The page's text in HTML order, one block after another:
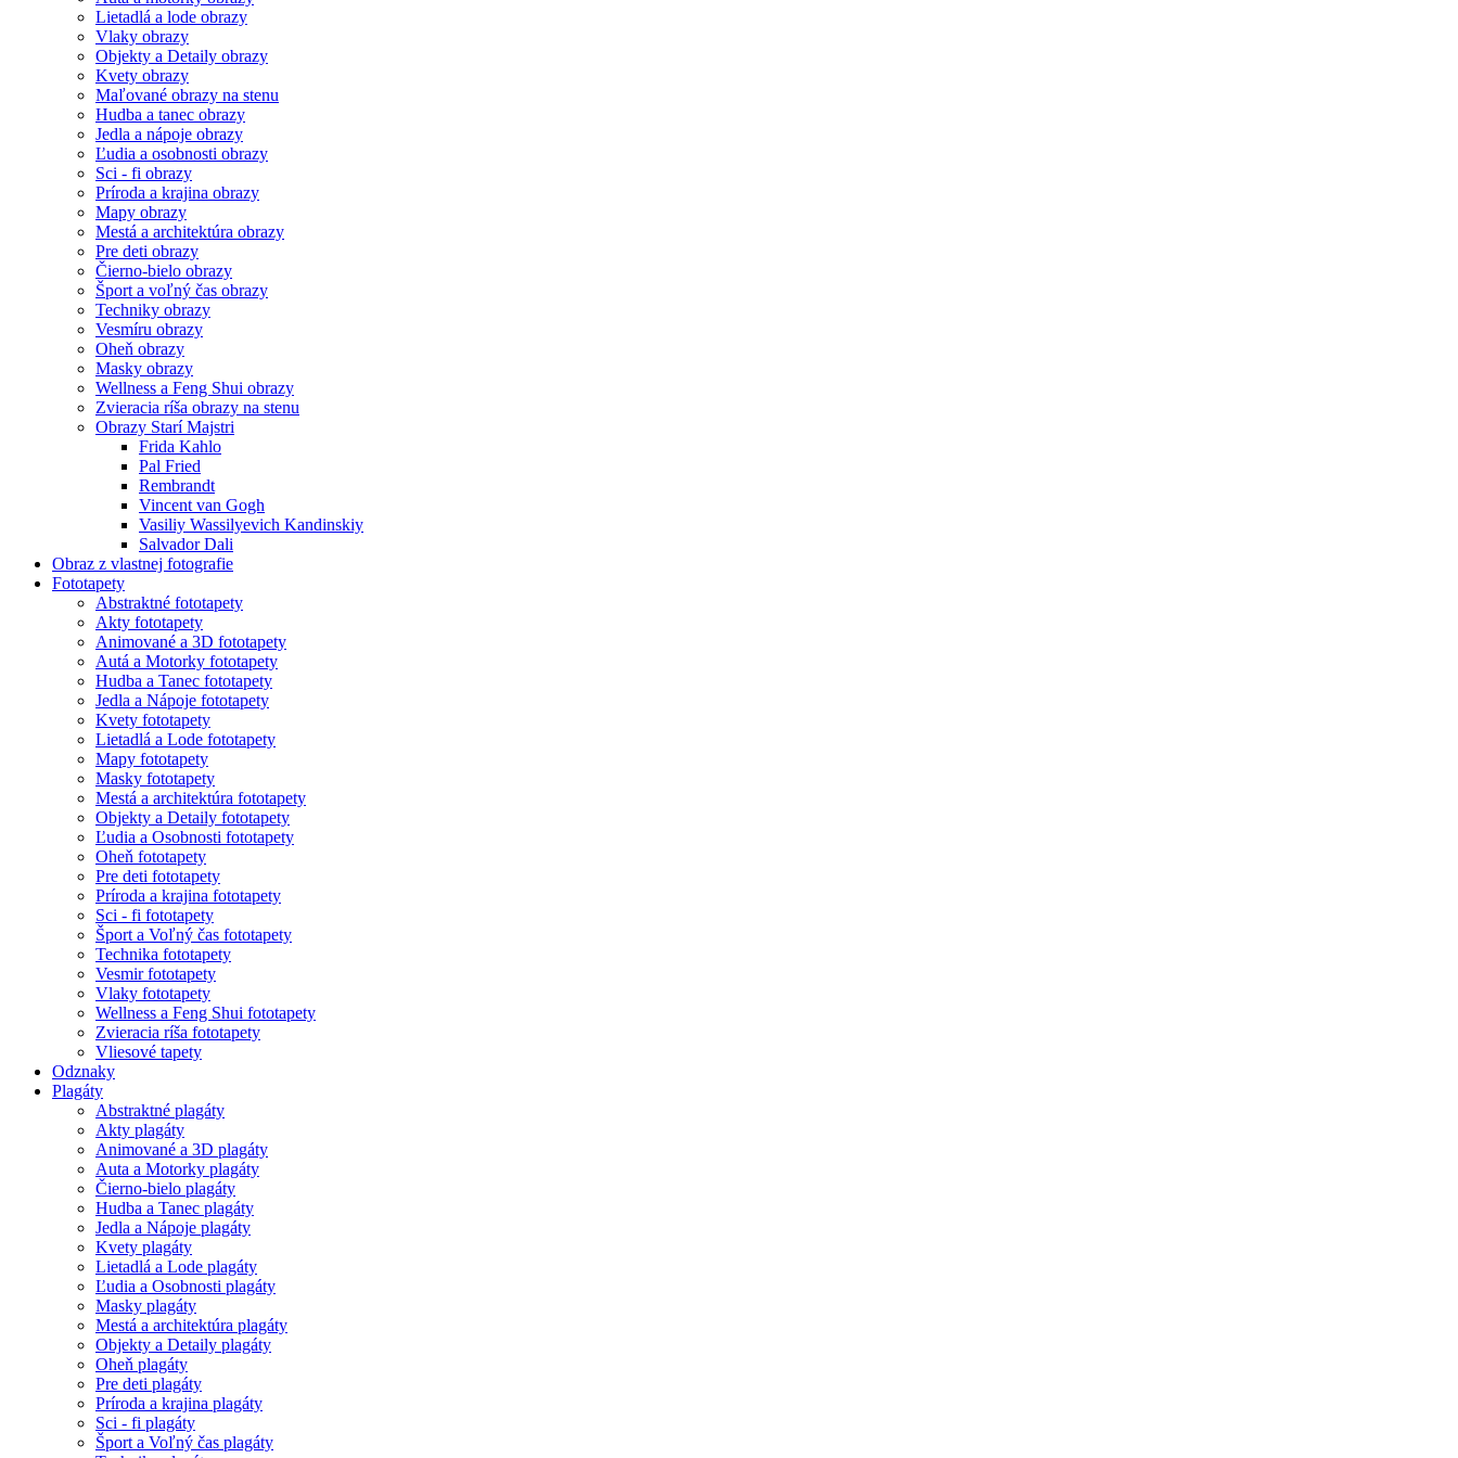
Lietadlá a lode obrazy
Vlaky obrazy
Objekty a Detaily obrazy
Kvety obrazy
Maľované obrazy na stenu
Hudba a tanec obrazy
Jedla a nápoje obrazy
Ľudia a osobnosti obrazy
Sci - fi obrazy
Príroda a krajina obrazy
Mapy obrazy
Mestá a architektúra obrazy
Pre deti obrazy
Čierno-bielo obrazy
Šport a voľný čas obrazy
Techniky obrazy
Vesmíru obrazy
Oheň obrazy
Masky obrazy
Wellness a Feng Shui obrazy
Zvieracia ríša obrazy na stenu
Obrazy Starí Majstri
Frida Kahlo
Pal Fried
Rembrandt
Vincent van Gogh
Vasiliy Wassilyevich Kandinskiy
Salvador Dali
Obraz z vlastnej fotografie
Fototapety
Abstraktné fototapety
Akty fototapety
Animované a 3D fototapety
Autá a Motorky fototapety
Hudba a Tanec fototapety
Jedla a Nápoje fototapety
Kvety fototapety
Lietadlá a Lode fototapety
Mapy fototapety
Masky fototapety
Mestá a architektúra fototapety
Objekty a Detaily fototapety
Ľudia a Osobnosti fototapety
Oheň fototapety
Pre deti fototapety
Príroda a krajina fototapety
Sci - fi fototapety
Šport a Voľný čas fototapety
Technika fototapety
Vesmir fototapety
Vlaky fototapety
Wellness a Feng Shui fototapety
Zvieracia ríša fototapety
Vliesové tapety
Odznaky
Plagáty
Abstraktné plagáty
Akty plagáty
Animované a 3D plagáty
Auta a Motorky plagáty
Čierno-bielo plagáty
Hudba a Tanec plagáty
Jedla a Nápoje plagáty
Kvety plagáty
Lietadlá a Lode plagáty
Ľudia a Osobnosti plagáty
Masky plagáty
Mestá a architektúra plagáty
Objekty a Detaily plagáty
Oheň plagáty
Pre deti plagáty
Príroda a krajina plagáty
Sci - fi plagáty
Šport a Voľný čas plagáty